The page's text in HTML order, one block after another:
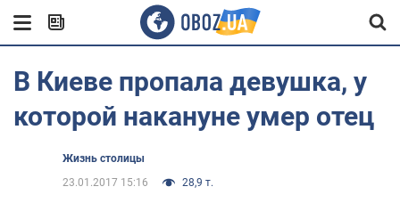
В Киеве пропала девушка, у
которой накануне умер отец
Жизнь столицы
23.01.2017 15:16
28,9 т.